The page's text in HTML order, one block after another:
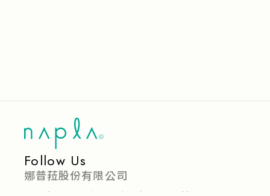
Follow Us
娜普菈股份有限公司